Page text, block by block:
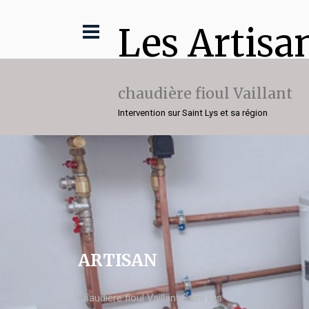
Les
chaudière fioul Vaillant
Intervention sur Saint Lys et sa région
ARTISAN
chaudière fioul Vaillant Saint Lys